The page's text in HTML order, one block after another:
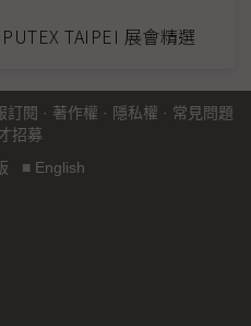
TAIPEI 展會精選
訂閱 · 著作權 · 隱私權 · 常見問題
招募
■ English